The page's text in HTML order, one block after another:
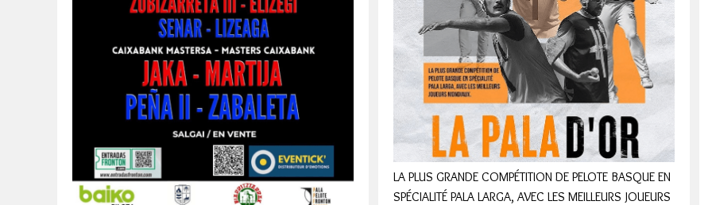
LA PLUS GRANDE COMPÉTITION DE PELOTE BASQUE EN
SPÉCIALITÉ PALA LARGA, AVEC LES MEILLEURS JOUEURS